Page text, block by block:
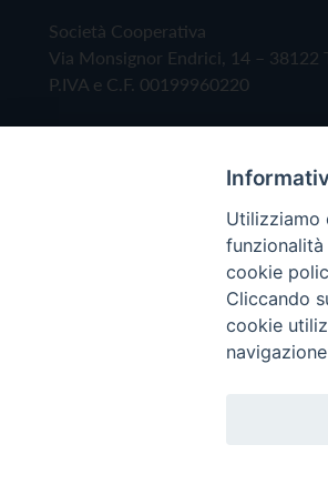
Società Cooperativa
Via Monsignor Endrici, 14 – 38122
P.IVA e C.F. 00199960220
Copyright © 2019 - Tutti i
Utilizziamo
cookie
Cliccando
cookie